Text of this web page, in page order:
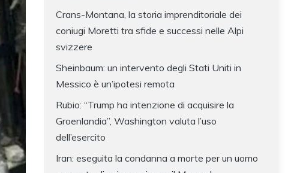
Crans-Montana, la storia imprenditoriale dei
coniugi Moretti tra sfide e successi nelle Alpi
svizzere
Sheinbaum: un intervento degli Stati Uniti in
Messico è un’ipotesi remota
Rubio: “Trump ha intenzione di acquisire la
Groenlandia”, Washington valuta l’uso
dell’esercito
Iran: eseguita la condanna a morte per un uomo